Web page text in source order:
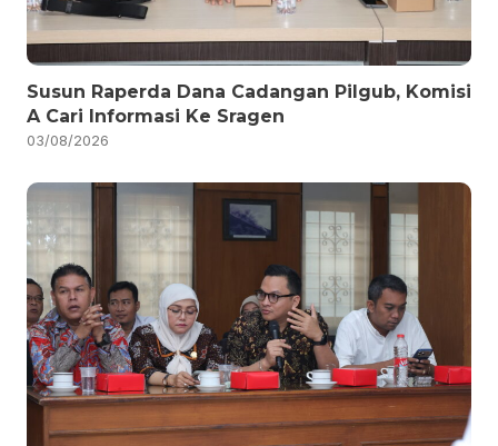
Susun Raperda Dana Cadangan Pilgub, Komisi
A Cari Informasi Ke Sragen
03/08/2026